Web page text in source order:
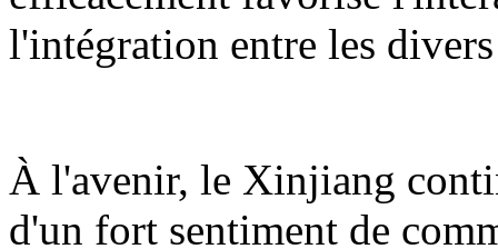
l'intégration entre les
À l'avenir, le Xinjiang
d'un fort sentiment de